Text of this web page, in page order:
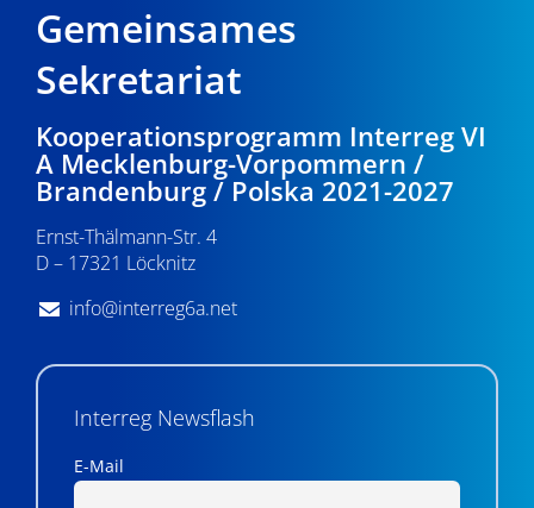
v
i
i
Gemeinsames
Sekretariat
Kooperationsprogramm Interreg VI
A Mecklenburg-Vorpommern /
Brandenburg / Polska 2021-2027
Ernst-Thälmann-Str. 4
D – 17321 Löcknitz
info@interreg6a.net
Interreg Newsflash
E-Mail